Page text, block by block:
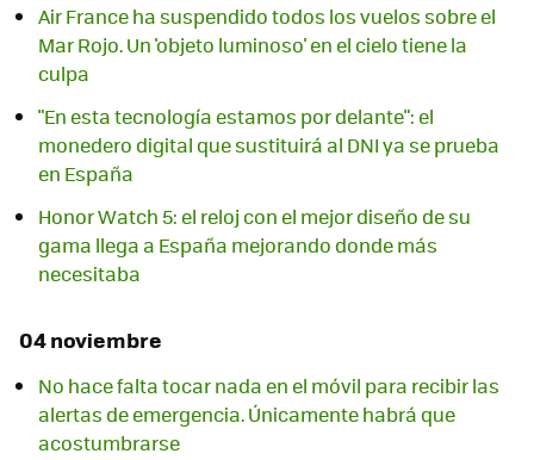
Air France ha suspendido todos los vuelos sobre el
Mar Rojo. Un 'objeto luminoso' en el cielo tiene la
culpa
"En esta tecnología estamos por delante": el
monedero digital que sustituirá al DNI ya se prueba
en España
Honor Watch 5: el reloj con el mejor diseño de su
gama llega a España mejorando donde más
necesitaba
04 noviembre
No hace falta tocar nada en el móvil para recibir las
alertas de emergencia. Únicamente habrá que
acostumbrarse